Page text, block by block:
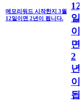
메모리워드 시작한지 3월
12일이면 2년이 됩니다.
12
일
이
면
2
년
이
됩